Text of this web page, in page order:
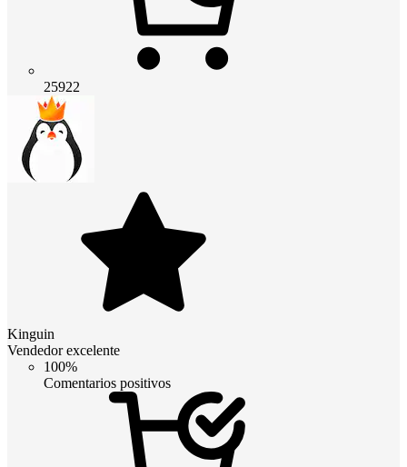
25922
Kinguin
Vendedor excelente
100%
Comentarios positivos